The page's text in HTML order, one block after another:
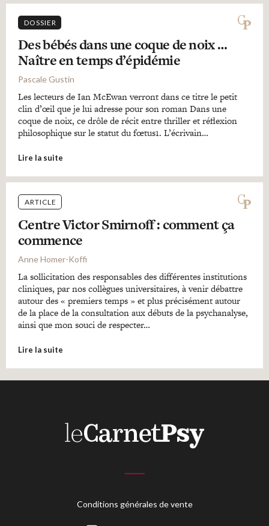
DOSSIER
Des bébés dans une coque de noix …
Naître en temps d’épidémie
Pascale Gustin
Les lecteurs de Ian McEwan verront dans ce titre le petit
clin d’œil que je lui adresse pour son roman Dans une
coque de noix, ce drôle de récit entre thriller et réflexion
philosophique sur le statut du fœtus1. L’écrivain…
Lire la suite
ARTICLE
Centre Victor Smirnoff : comment ça
commence
Anne Homer-Koffi
La sollicitation des responsables des différentes institutions
cliniques, par nos collègues universitaires, à venir débattre
autour des « premiers temps » et plus précisément autour
de la place de la consultation aux débuts de la psychanalyse,
ainsi que mon souci de respecter…
Lire la suite
Conditions générales de vente